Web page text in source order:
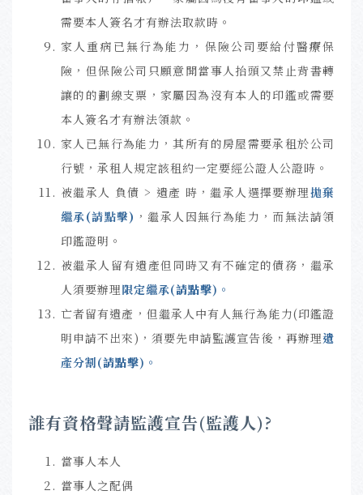
需要本人簽名才有辦法取款時。
家人重病已無行為能力，保險公司要給付醫療保
險，但保險公司只願意開當事人抬頭又禁止背書轉
讓的的劃線支票，家屬因為沒有本人的印鑑或需要
本人簽名才有辦法領款。
家人已無行為能力，其所有的房屋需要承租於公司
行號，承租人規定該租約一定要經公證人公證時。
被繼承人 負債 > 遺產 時，繼承人選擇要辦理拋棄
繼承(請點擊) ，繼承人因無行為能力，而無法請領
印鑑證明。
被繼承人留有遺產但同時又有不確定的債務，繼承
人須要辦理限定繼承(請點擊) 。
亡者留有遺產，但繼承人中有人無行為能力(印鑑證
明申請不出來)，須要先申請監護宣告後，再辦理遺
產分割(請點擊) 。
誰有資格聲請監護宣告(監護人)?
當事人本人
當事人之配偶